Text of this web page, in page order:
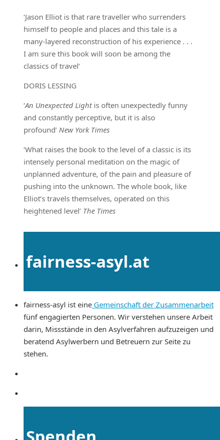
‘Jason Elliot is that rare traveller who surrenders
himself to people and places and this tale is a
many-layered reconstruction of his experience . . .
I am sure this book will soon be among the
classics of travel’
DORIS LESSING
‘An Unexpected Lightis often unexpectedly funny
and constantly perceptive, but it is also
profound’ New York Times
‘What raises the book to the level of a classic is its
intensely personal meditation on the magic of
unplanned adventure, of the pain and pleasure of
pushing into the unknown. The whole book, like
Elliot’s travels themselves, operated on this
heightened level’ The Times
fairness-asyl.at
fairness-asyl ist eine Gemeinschaft der Zusammenarbeit
fünf engagierten Personen. Wir verstehen unsere Arbeit
darin, Missstände in den Asylverfahren aufzuzeigen und
beratend Asylwerbern und Betreuern zur Seite zu
stehen.